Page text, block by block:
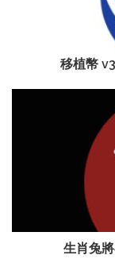
移植幣
生肖兔